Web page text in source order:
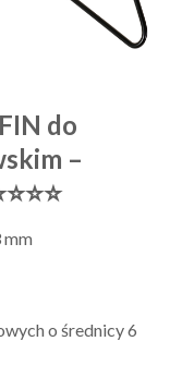
do
–
mm
o średnicy 6